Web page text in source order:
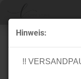
Hinweis:
!!
Bio Flachkordel -
Albstoffe -